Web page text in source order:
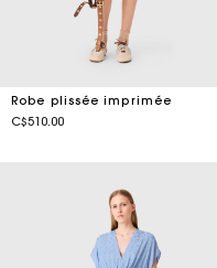
Robe plissée imprimée
C$510.00